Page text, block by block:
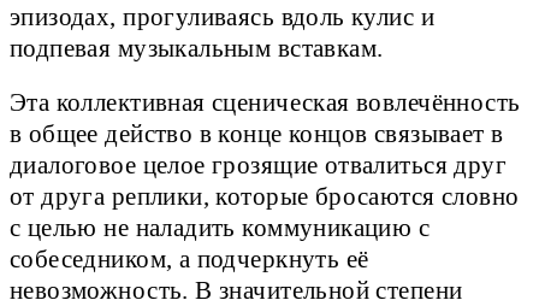
эпизодах, прогуливаясь вдоль кулис и
подпевая музыкальным вставкам.
Эта коллективная сценическая вовлечённость
в общее действо в конце концов связывает в
диалоговое целое грозящие отвалиться друг
от друга реплики, которые бросаются словно
с целью не наладить коммуникацию с
собеседником, а подчеркнуть её
невозможность. В значительной степени